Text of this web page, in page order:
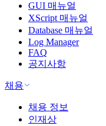
GUI 매뉴얼
XScript 매뉴얼
Database 매뉴얼
Log Manager
FAQ
공지사항
채용
채용 정보
인재상